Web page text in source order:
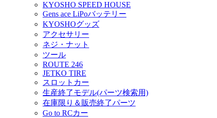
KYOSHO SPEED HOUSE
Gens ace LiPoバッテリー
KYOSHOグッズ
アクセサリー
ネジ・ナット
ツール
ROUTE 246
JETKO TIRE
スロットカー
生産終了モデル(パーツ検索用)
在庫限り＆販売終了パーツ
Go to RCカー